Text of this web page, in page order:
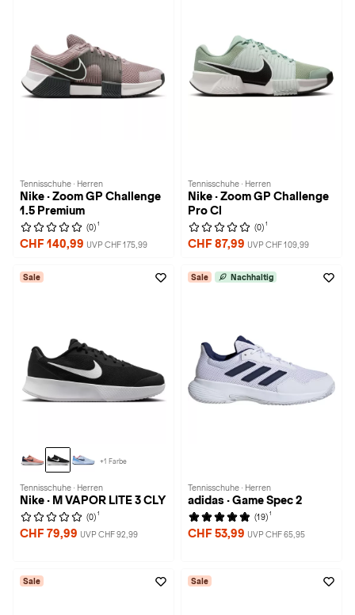
Tennisschuhe · Herren
Nike · Zoom GP Challenge
1.5 Premium
(0) 1
CHF 140,99 UVP CHF 175,99
Tennisschuhe · Herren
Nike · Zoom GP Challenge
Pro Cl
(0) 1
CHF 87,99 UVP CHF 109,99
Sale
+1 Farbe
Tennisschuhe · Herren
Nike · M VAPOR LITE 3 CLY
(0) 1
CHF 79,99 UVP CHF 92,99
Sale Nachhaltig
Tennisschuhe · Herren
adidas · Game Spec 2
(19) 1
CHF 53,99 UVP CHF 65,95
Sale Sale